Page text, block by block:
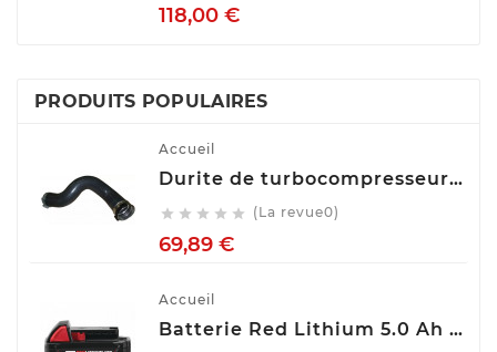
118,00 €Prix
PRODUITS POPULAIRES
Accueil
Durite de turbocompresseur (Durite de turbo) TECH FRANCE M2650
     (La revue0)
69,89 €Prix
Accueil
Batterie Red Lithium 5.0 Ah M18™ M18 B5 Milwaukee 4932430483